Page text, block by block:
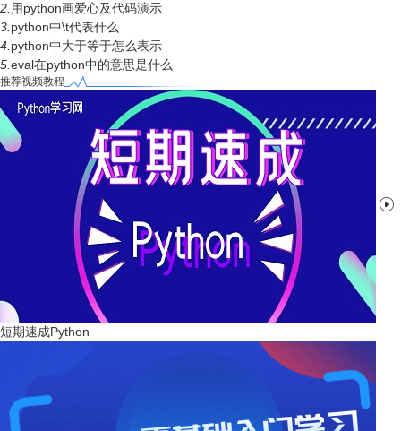
2. 用python画爱心及代码演示
3. python中\t代表什么
4. python中大于等于怎么表示
5. eval在python中的意思是什么
推荐视频教程

短期速成Python